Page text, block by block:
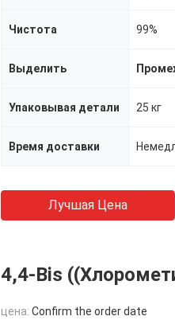
Чистота 99%
Выделить
Упаковывая детали 25 кг
Время доставки
Лучшая Цена
4,4-Bis
цена: Confirm the order date